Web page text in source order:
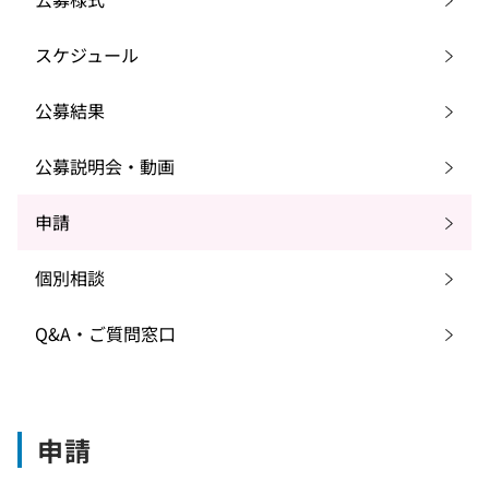
スケジュール
公募結果
公募説明会・動画
申請
個別相談
Q&A・ご質問窓口
申請